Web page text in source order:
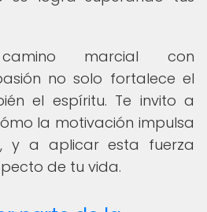
marcial con
no solo fortalece el
el espíritu. Te invito a
la motivación impulsa
y a aplicar esta fuerza
de tu vida.